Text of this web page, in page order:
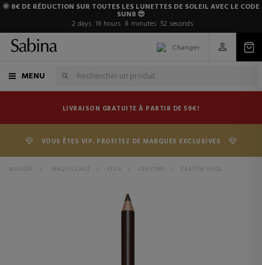
🌞 8€ DE RÉDUCTION SUR TOUTES LES LUNETTES DE SOLEIL AVEC LE CODE
SUN8 😎
2 days 16 hours 8 minutes 51 seconds
Changer
MENU
LIVRAISON GRATUITE À PARTIR DE 59€!
VOUS ÊTES VIP. PROFITEZ DE MARQUES EXCLUSIVES
MAISON > MAQUILLAGE > YEUX > CRAYONS > CRAYON KHOL